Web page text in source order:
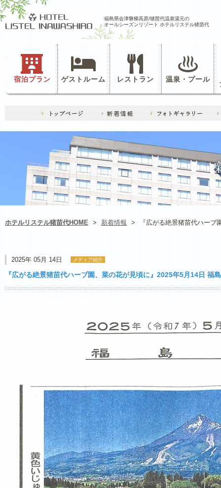
福島県会津磐梯高原/猪苗代温泉湯元の
オールシーズンリゾート ホテルリステル猪苗代
宿泊プラン ゲストルーム レストラン 温泉・プール
ホテルリステル猪苗代HOME > 新着情報 > 『広がる絶景猪苗代ハー
2025年 05月 14日 メディア紹介
『広がる絶景猪苗代ハーブ園、菜の花が見頃に』2025年5月14日 福